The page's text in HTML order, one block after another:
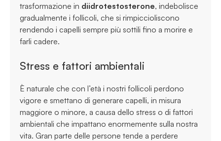
trasformazione in diidrotestosterone, indebolisce
gradualmente i follicoli, che si rimpiccioliscono
rendendo i capelli sempre più sottili fino a morire e
farli cadere.
Stress e fattori ambientali
È naturale che con l’età i nostri follicoli perdono
vigore e smettano di generare capelli, in misura
maggiore o minore, a causa dello stress o di fattori
ambientali che impattano enormemente sulla nostra
vita. Gran parte delle persone tende a perdere